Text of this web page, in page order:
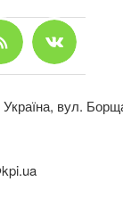
вул.